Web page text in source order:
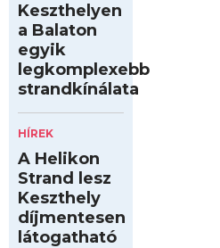
Keszthelyen
a Balaton
egyik
legkomplexebb
strandkínálata
HÍREK
A Helikon
Strand lesz
Keszthely
díjmentesen
látogatható